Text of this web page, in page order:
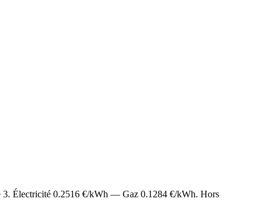
3. Électricité 0.2516 €/kWh — Gaz 0.1284 €/kWh. Hors